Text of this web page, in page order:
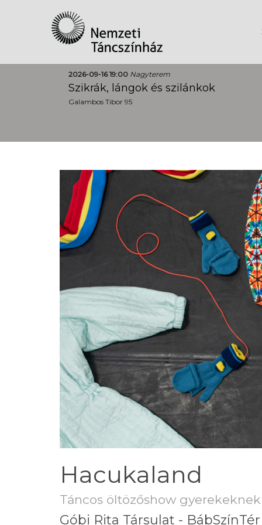
2026-09-16 19:00 Nagyterem
Szikrák, lángok és szilánkok
Galambos Tibor 95
Hacukaland
Táncos öltözőshow gyerekeknek
Góbi Rita Társulat - BábSzínTér